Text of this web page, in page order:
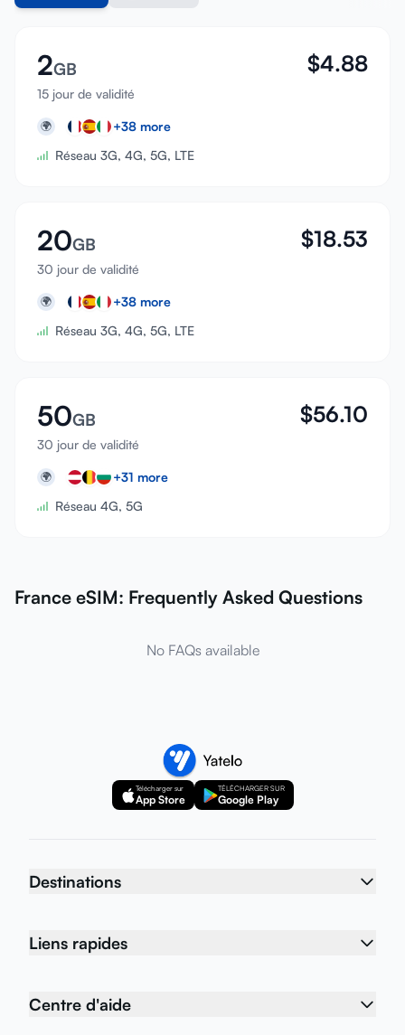
2GB
15 jour de validité
$4.88
🌍 +38 more
Réseau 3G, 4G, 5G, LTE
20GB
30 jour de validité
$18.53
🌍 +38 more
Réseau 3G, 4G, 5G, LTE
50GB
30 jour de validité
$56.10
🌍 +31 more
Réseau 4G, 5G
France eSIM: Frequently Asked Questions
No FAQs available
Télécharger sur
App Store
TÉLÉCHARGER SUR
Google Play
Destinations
Liens rapides
Centre d'aide